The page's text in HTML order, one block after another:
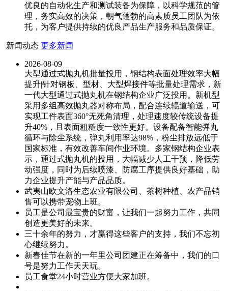
优良的自动化生产和测试装备为保障，以科学规范的管
理，务实高效的决策，朝气蓬勃的高素质员工团队为依
托，为客户提供持续的优良产品生产服务和品质保证。
新闻动态 更多新闻
2026-08-09
大型通过式抛丸机批量投用，钢结构表面处理效率大幅
提升|针对钢板、型材、大型焊接件等批量处理需求，新
一代大型通过式抛丸机在钢结构企业广泛投用。新机型
采用多组高效抛丸器对称布局，配合连续辊道输送，可
实现工件表面360°无死角清理，处理速度较传统设备提
升40%，且表面粗糙度一致性更好。设备配备智能弹丸
循环与除尘系统，弹丸利用率达98%，粉尘排放远低于
国家标准，有效改善车间作业环境。多家钢结构企业表
示，通过式抛丸机的投用，大幅减少人工干预，降低劳
动强度，同时为后续喷漆、防腐工序提供良好基础，助
力企业提升产能与产品品质。
武夷山欧文洛生态农业有限公司、茶树种植、农产品销
售可以携带宠物上班。
员工是公司最宝贵的财富，让我们一起努力工作，共同
创造更美好的未来。
三十余年的努力，才赢得这些客户的支持，我们不忘初
心继续努力。
新春佳节在新的一年里公司团建正在筹备中，我们的口
号是努力工作天天玩。
员工食堂24小时营业方便大家加班。